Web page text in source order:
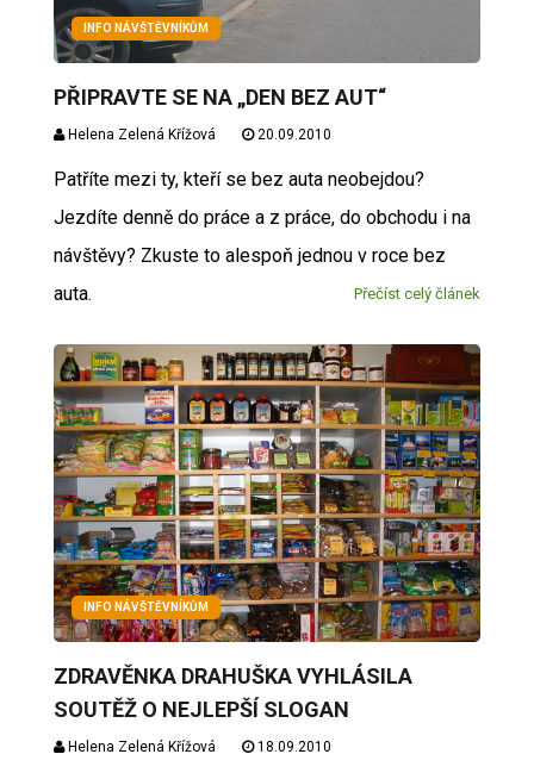
INFO NÁVŠTĚVNÍKŮM
PŘIPRAVTE SE NA „DEN BEZ AUT“
Helena Zelená Křížová 20.09.2010
Patříte mezi ty, kteří se bez auta neobejdou?
Jezdíte denně do práce a z práce, do obchodu i na
návštěvy? Zkuste to alespoň jednou v roce bez
auta.
Přečíst celý článek
INFO NÁVŠTĚVNÍKŮM
ZDRAVĚNKA DRAHUŠKA VYHLÁSILA
SOUTĚŽ O NEJLEPŠÍ SLOGAN
Helena Zelená Křížová 18.09.2010